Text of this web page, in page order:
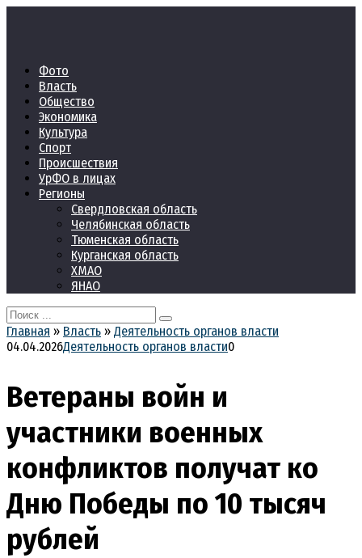
Фото
Власть
Общество
Экономика
Культура
Спорт
Происшествия
УрФО в лицах
Регионы
Свердловская область
Челябинская область
Тюменская область
Курганская область
ХМАО
ЯНАО
Search
for:
Главная » Власть » Деятельность органов власти
04.04.2026Деятельность органов власти0
Ветераны войн и
участники военных
конфликтов получат ко
Дню Победы по 10 тысяч
рублей